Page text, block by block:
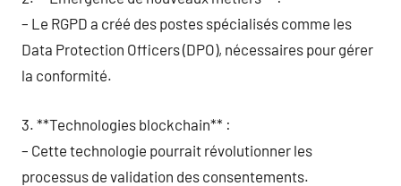
– Le RGPD a créé des postes spécialisés comme les
Data Protection Officers (DPO), nécessaires pour gérer
la conformité.
3. **Technologies blockchain** :
– Cette technologie pourrait révolutionner les
processus de validation des consentements.